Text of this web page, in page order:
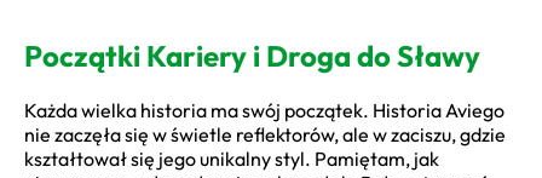
Początki Kariery i Droga do Sławy
Każda wielka historia ma swój początek. Historia Aviego
nie zaczęła się w świetle reflektorów, ale w zaciszu, gdzie
kształtował się jego unikalny styl. Pamiętam, jak